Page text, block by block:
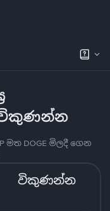
විකුණන්න
මත DOGE මිලදී ගෙන
විකුණන්න